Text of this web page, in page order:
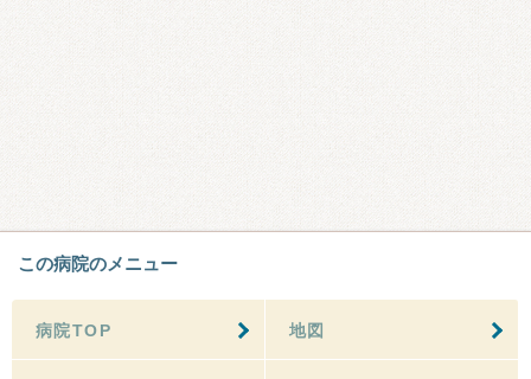
この病院のメニュー
病院TOP 地図